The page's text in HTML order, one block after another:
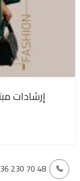
إرشادات
230 70 48